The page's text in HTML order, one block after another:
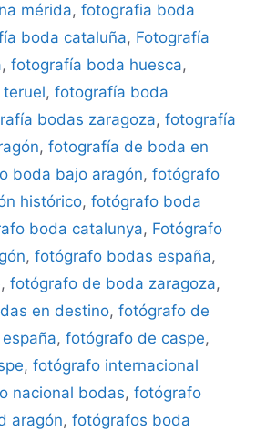
mérida, fotografia boda
boda cataluña, Fotografía
, fotografía boda huesca,
, fotografía boda
bodas zaragoza, fotografía
, fotografía de boda en
boda bajo aragón, fotógrafo
histórico, fotógrafo boda
boda catalunya, Fotógrafo
, fotógrafo bodas españa,
, fotógrafo de boda zaragoza,
en destino, fotógrafo de
, fotógrafo de caspe,
, fotógrafo internacional
nacional bodas, fotógrafo
aragón, fotógrafos boda